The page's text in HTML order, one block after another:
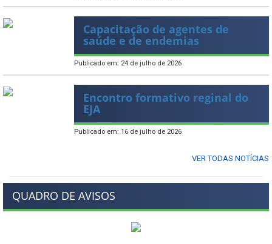
Capacitação de agentes de
saúde e de endemias
Publicado em: 24 de julho de 2026
Encontro formativo reginal do
EJA
Publicado em: 16 de julho de 2026
VER TODAS NOTÍCIAS
QUADRO DE AVISOS